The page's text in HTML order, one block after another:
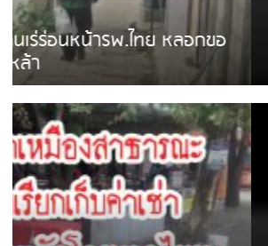
เดือนร้อน! ชาวเชียงรายบ่นรถ
บายพาสเสียงดังสร้างความรำ